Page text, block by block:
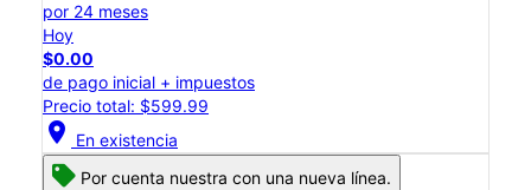
por 24 meses
Hoy
$0.00
de pago inicial + impuestos
Precio total: $599.99
location_on En existencia
Por cuenta nuestra con una nueva línea.